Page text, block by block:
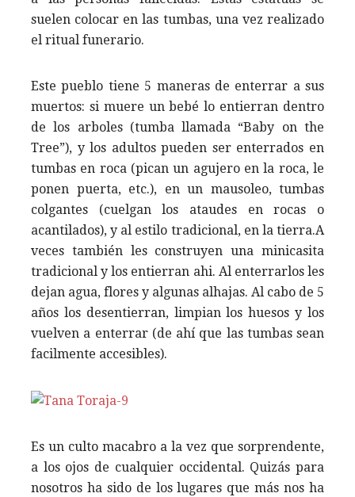
suelen colocar en las tumbas, una vez realizado
el ritual funerario.
Este pueblo tiene 5 maneras de enterrar a sus
muertos: si muere un bebé lo entierran dentro
de los arboles (tumba llamada “Baby on the
Tree”), y los adultos pueden ser enterrados en
tumbas en roca (pican un agujero en la roca, le
ponen puerta, etc.), en un mausoleo, tumbas
colgantes (cuelgan los ataudes en rocas o
acantilados), y al estilo tradicional, en la tierra.A
veces también les construyen una minicasita
tradicional y los entierran ahi. Al enterrarlos les
dejan agua, flores y algunas alhajas. Al cabo de 5
años los desentierran, limpian los huesos y los
vuelven a enterrar (de ahí que las tumbas sean
facilmente accesibles).
Es un culto macabro a la vez que sorprendente,
a los ojos de cualquier occidental. Quizás para
nosotros ha sido de los lugares que más nos ha